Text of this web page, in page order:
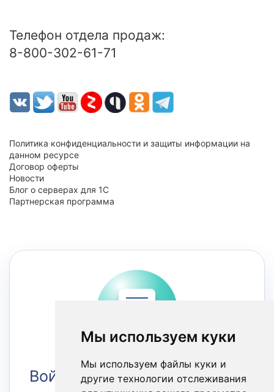
Мы используем куки
Мы используем файлы куки и
другие технологии отслеживания
Телефон отдела продаж:
8-800-302-61-71
Политика конфиденциальности и защиты информации на
данном ресурсе
Договор оферты
Новости
Блог о серверах для 1С
Партнерская программа
Войти в Личный кабинет